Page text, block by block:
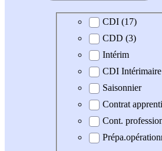
Type de contratCDI (17)
CDD (3)
Intérim
CDI Intérimaire
Saisonnier
Contrat
Cont.